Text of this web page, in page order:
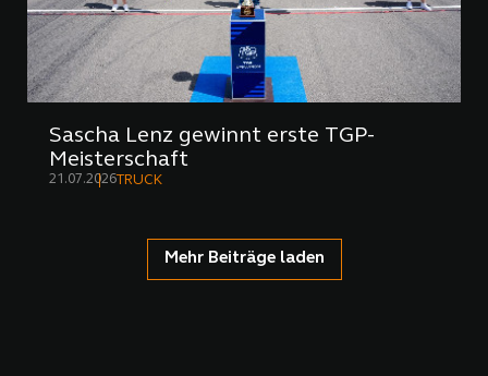
Sascha Lenz gewinnt erste TGP-
Meisterschaft
21.07.2026 TRUCK
Mehr Beiträge laden